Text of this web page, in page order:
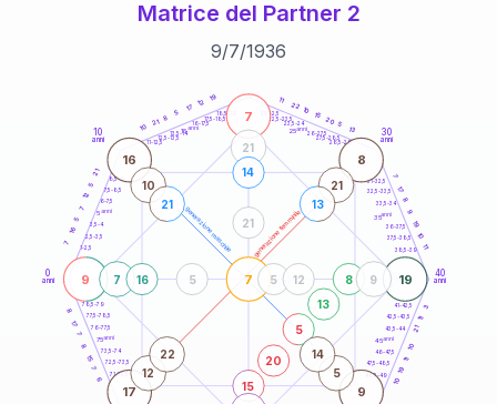
Matrice del Partner 2
9/7/1936
generazione maschile generazione femminile
0
anni
10
anni
30
anni
40
anni
1-2,5
2,5-3,5
3,5-4
6-7,5
7,5-8,5
8,5-9
11-12,5
12,5-13,5
13,5-14
16-17,5
17,5-18,5
18,5-19 21-22,5
22,5-23,5
23,5-24
26-27,5
27,5-28,5
28,5-29
31-32,5
32,5-33,5
33,5-34
36-37,5
37,5-38,5
38,5-39
41-42,5
42,5-43,5
43,5-44
46-47,5
47,5-48,5
48,5-49
71-72,5
72,5-73,5
73,5-74
76-77,5
77,5-78,5
78,5-79
7
16
5
7
12
5
21
10
21
8
5
17
12
19 11
22 10
15
20 5
13
7
17
8
9
19
10
11
3
11
21
10
11
19
10
6
7
15
8
7
17
8
9
7
19
7
16 8
17 9
15
20
5
13
8
7
21
9
16
14
5 12
5
21
10
21
21
13
12
22
5
14
5anni
15 anni 25anni
35anni
45anni
75anni